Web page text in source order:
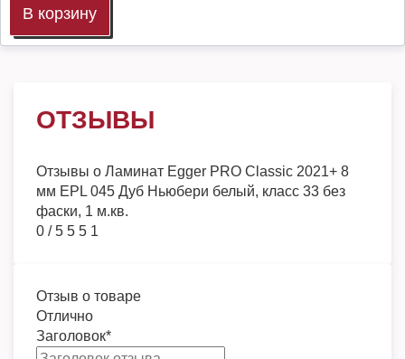
В корзину
ОТЗЫВЫ
Отзывы о Ламинат Egger PRO Classic 2021+ 8
мм EPL 045 Дуб Ньюбери белый, класс 33 без
фаски, 1 м.кв.
0 /5 5 5 1
Отзыв о товаре
Отлично
Заголовок*